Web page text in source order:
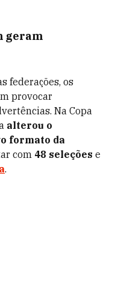
geram
federações, os
provocar
Na Copa
alterou o
formato da
com 48 seleções e
.